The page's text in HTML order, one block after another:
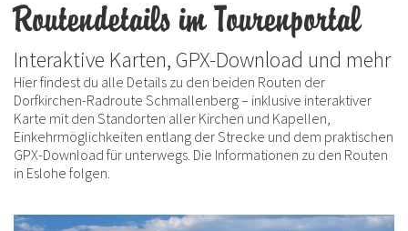
Routendetails im Tourenportal
Interaktive Karten, GPX-Download und mehr
Hier findest du alle Details zu den beiden Routen der
Dorfkirchen-Radroute Schmallenberg – inklusive interaktiver
Karte mit den Standorten aller Kirchen und Kapellen,
Einkehrmöglichkeiten entlang der Strecke und dem praktischen
GPX-Download für unterwegs. Die Informationen zu den Routen
in Eslohe folgen.